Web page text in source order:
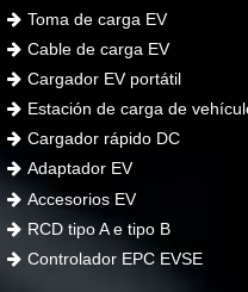
Toma de carga EV
Cable de carga EV
Cargador EV portátil
Estación de carga de
Cargador rápido DC
Adaptador EV
Accesorios EV
RCD tipo A e tipo B
Controlador EPC EVSE